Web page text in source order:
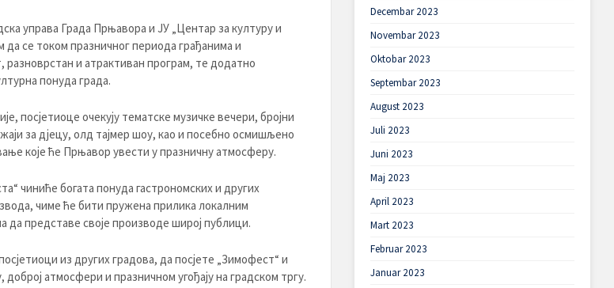
управа Града Прњавора и ЈУ „Центар за културу и
се током празничног периода грађанима и
разноврстан и атрактиван програм, те додатно
понуда града.
посјетиоце очекују тематске музичке вечери, бројни
за дјецу, олд тајмер шоу, као и посебно осмишљено
које ће Прњавор увести у празничну атмосферу.
чиниће богата понуда гастрономских и других
чиме ће бити пружена прилика локалним
да представе своје производе широј публици.
из других градова, да посјете „Зимофест“ и
доброј атмосфери и празничном угођају на градском тргу.
Decembar 2023
Novembar 2023
Oktobar 2023
Septembar 2023
August 2023
Juli 2023
Juni 2023
Maj 2023
April 2023
Mart 2023
Februar 2023
Januar 2023